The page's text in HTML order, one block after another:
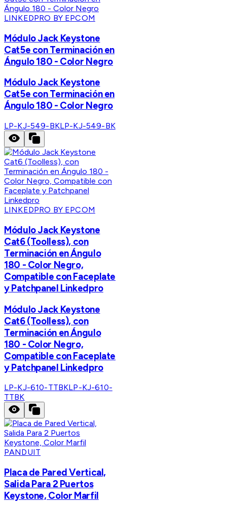
LINKEDPRO BY EPCOM
Módulo Jack Keystone
Cat5e con Terminación en
Ángulo 180 - Color Negro
Módulo Jack Keystone
Cat5e con Terminación en
Ángulo 180 - Color Negro
LP-KJ-549-BKLP-KJ-549-BK
LINKEDPRO BY EPCOM
Módulo Jack Keystone
Cat6 (Toolless), con
Terminación en Ángulo
180 - Color Negro,
Compatible con Faceplate
y Patchpanel Linkedpro
Módulo Jack Keystone
Cat6 (Toolless), con
Terminación en Ángulo
180 - Color Negro,
Compatible con Faceplate
y Patchpanel Linkedpro
LP-KJ-610-TTBKLP-KJ-610-
TTBK
PANDUIT
Placa de Pared Vertical,
Salida Para 2 Puertos
Keystone, Color Marfil